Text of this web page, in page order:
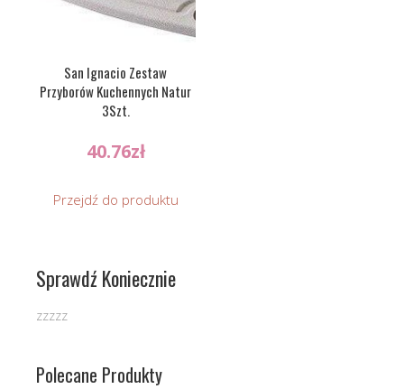
San Ignacio Zestaw
Przyborów Kuchennych Natur
3Szt.
40.76zł
Przejdź do produktu
Sprawdź Koniecznie
zzzzz
Polecane Produkty